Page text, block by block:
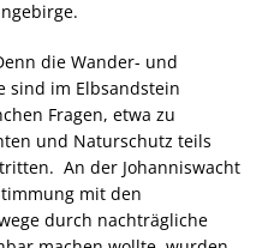
die Wander- und
sind im Elbsandstein
Fragen, etwa zu
und Naturschutz teils
An der Johanniswacht
mit den
durch nachträgliche